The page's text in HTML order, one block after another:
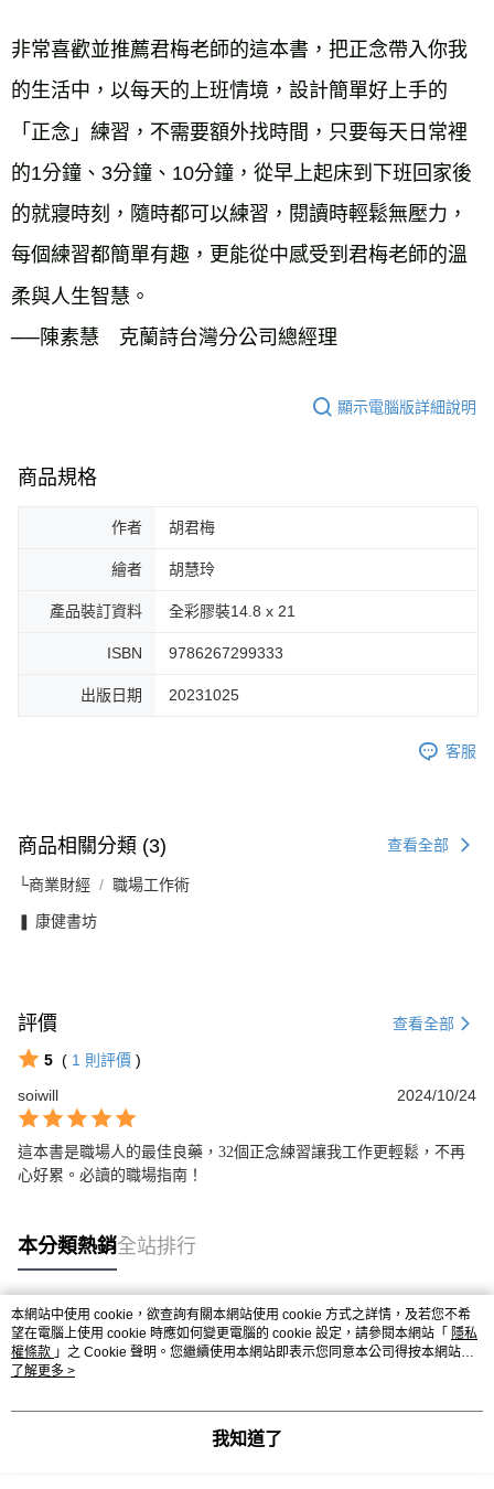
非常喜歡並推薦君梅老師的這本書，把正念帶入你我
的生活中，以每天的上班情境，設計簡單好上手的
「正念」練習，不需要額外找時間，只要每天日常裡
的1分鐘、3分鐘、10分鐘，從早上起床到下班回家後
的就寢時刻，隨時都可以練習，閱讀時輕鬆無壓力，
每個練習都簡單有趣，更能從中感受到君梅老師的溫
柔與人生智慧。
──陳素慧 克蘭詩台灣分公司總經理
顯示電腦版詳細說明
商品規格
作者 胡君梅
繪者 胡慧玲
產品裝訂資料 全彩膠裝14.8 x 21
ISBN 9786267299333
出版日期 20231025
客服
商品相關分類 (3) 查看全部
└商業財經 職場工作術
❚ 康健書坊
評價 查看全部
5 ( 1 則評價 )
soiwill
2024/10/24
這本書是職場人的最佳良藥，32個正念練習讓我工作更輕鬆，不再
心好累。必讀的職場指南！
本分類熱銷全站排行
熱門標籤
本網站中使用 cookie，欲查詢有關本網站使用 cookie 方式之詳情，及若您不希
望在電腦上使用 cookie 時應如何變更電腦的 cookie 設定，請參閱本網站「 隱私
權條款 」之 Cookie 聲明。您繼續使用本網站即表示您同意本公司得按本網站使
用條款之 Cookie 聲明使用 cookie。
了解更多 >
我知道了